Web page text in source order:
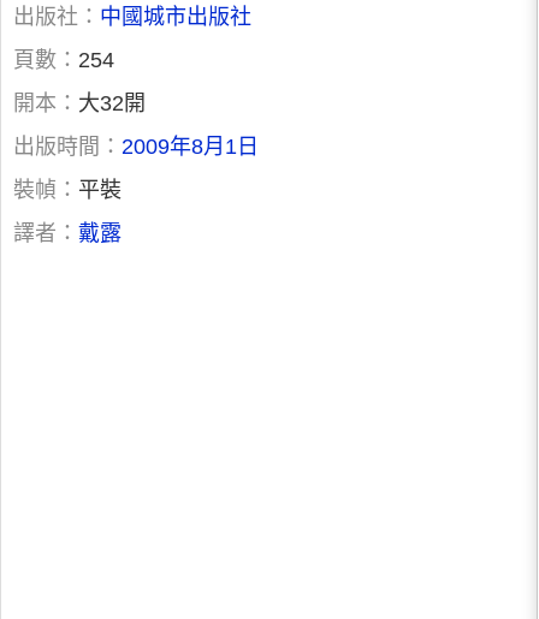
出版社： 中國城市出版社
頁數： 254
開本： 大32開
出版時間： 2009年8月1日
裝幀： 平裝
譯者： 戴露